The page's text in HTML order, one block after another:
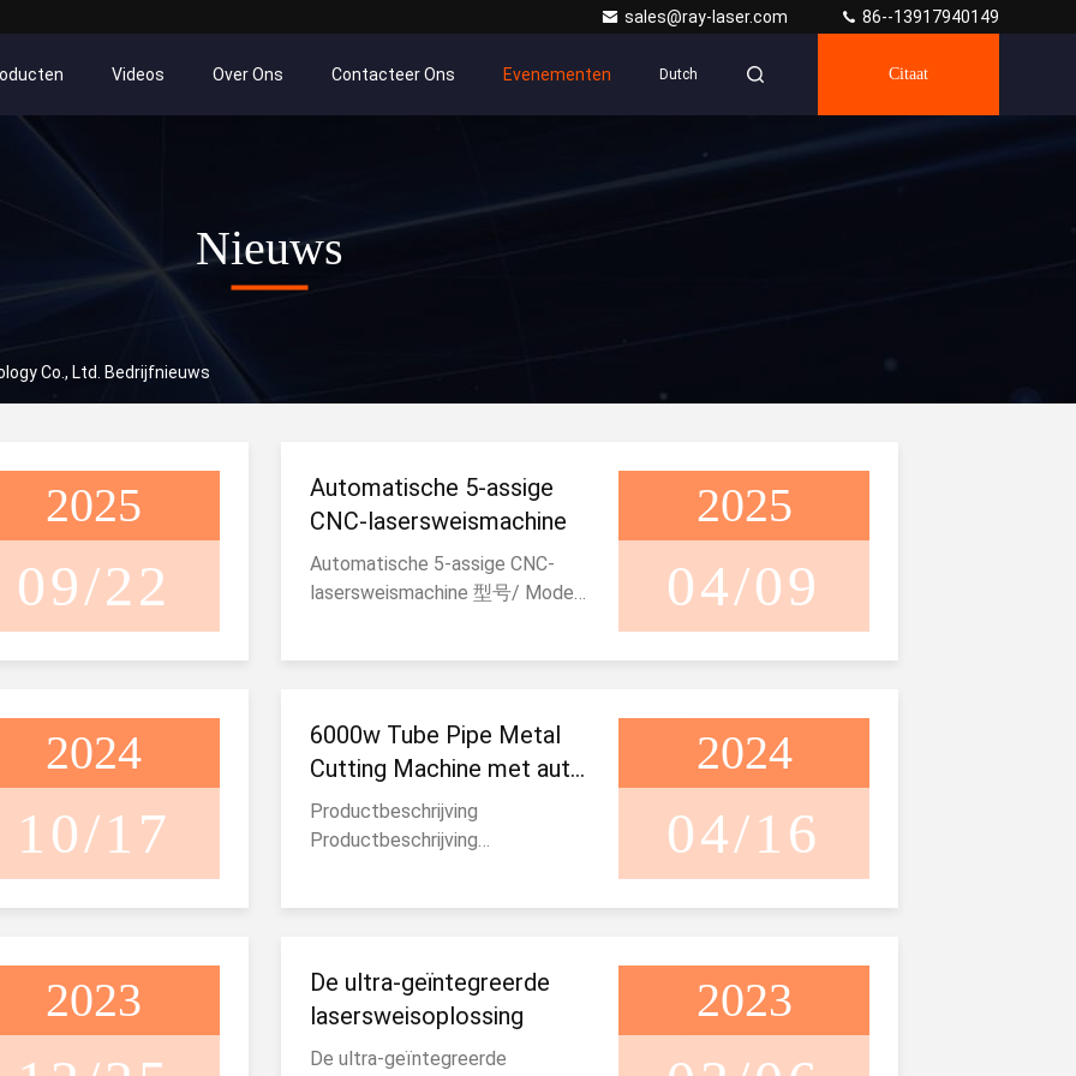
sales@ray-laser.com 86--13917940149
Videos Over Ons Contacteer Ons Evenementen Dutch Citaat
Nieuws
Co., Ltd. Bedrijfnieuws
2025
09/22
Automatische 5-assige
CNC-lasersweismachine
Automatische 5-assige CNC-
lasersweismachine 型号/ Model
SS≤3 mm SS≤4 mm SS≤6mm
Aluminium≤3 mm Aluminium ≤ 4
Werktafel 500*300*300mm/ Op
maat 接 precisie/Welding
2025
04/09
2024
10/17
6000w Tube Pipe Metal
Cutting Machine met auto
focus snijkop
Productbeschrijving
Productbeschrijving
meer dan 10 jaar. 2) Topmerk
voor de
garandeert precisie voor de hele
2024
04/16
2023
De ultra-geïntegreerde
lasersweisoplossing
De ultra-geïntegreerde
2023